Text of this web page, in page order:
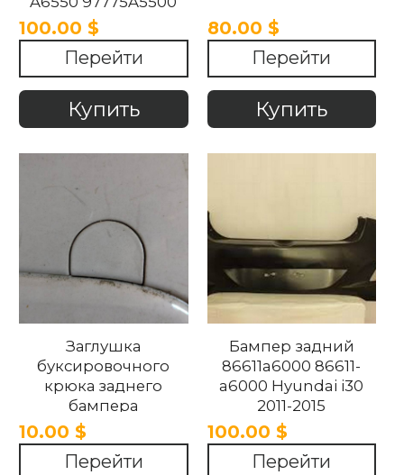
97775A6550 Hyundai
i30 2014-2017.
100.00 $
Перейти
Купить
80.00 $
Перейти
Купить
Заглушка
буксировочного
крюка заднего
бампера
866672R600 86667-
2R600 Hyundai I30
2012-2018
10.00 $
Перейти
Бампер задний
86611a6000 86611-
a6000 Hyundai i30
2011-2015
100.00 $
Перейти